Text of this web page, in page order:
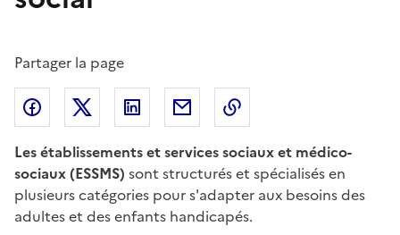
Partager la page
Partager l'article surFacebook
Partager l'article sur X (anciennement
Partager l'article sur
Partager l'article par courriel
Les établissements et services sociaux et médico-
sociaux (ESSMS) sont structurés et spécialisés en
plusieurs catégories pour s'adapter aux besoins des
adultes et des enfants handicapés.